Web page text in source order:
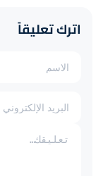
اترك تعليقاً